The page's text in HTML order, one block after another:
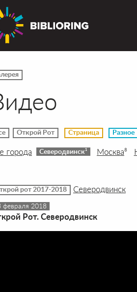
Открой Рот Страница Разное
города Северодвинск1 Москва8
рот 2017-2018 Северодвинск
февраля 2018
Рот. Северодвинск